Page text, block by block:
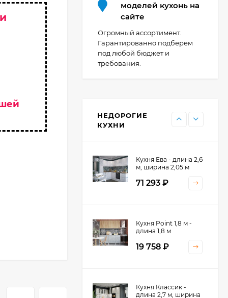
моделей кухонь на
сайте
Огромный ассортимент.
Гарантированно подберем
под любой бюджет и
требования.
НЕДОРОГИЕ
КУХНИ
Кухня Point 1,2 м -
13 655₽
11 476
Кухня Ева - длина 2,6
м, ширина 2,05 м
71 293 ₽
Кухня Point 1,8 м -
длина 1,8 м
19 758 ₽
Кухня Классик -
длина 2,7 м, ширина
Кухня Принцесса -
длина 2,4 м
38 767₽
Кухня Оптима - длина
2,8 м, ширина 1,4 м